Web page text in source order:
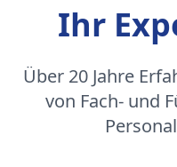
Ihr
Über 20 Jahre
von Fach- und